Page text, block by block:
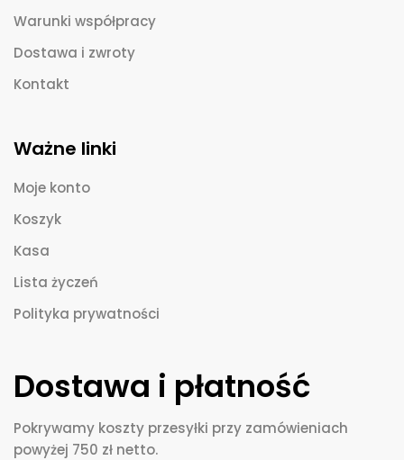
Warunki współpracy
Dostawa i zwroty
Kontakt
Ważne linki
Moje konto
Koszyk
Kasa
Lista życzeń
Polityka prywatności
Dostawa i płatność
Pokrywamy koszty przesyłki przy zamówieniach
powyżej 750 zł netto.